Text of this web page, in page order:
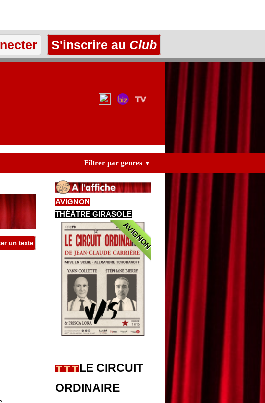
S'inscrire au Club
Filtrer par genres ▼
un texte
AVIGNON
THÉÂTRE GIRASOLE
AVIGNON
LE CIRCUIT
ORDINAIRE